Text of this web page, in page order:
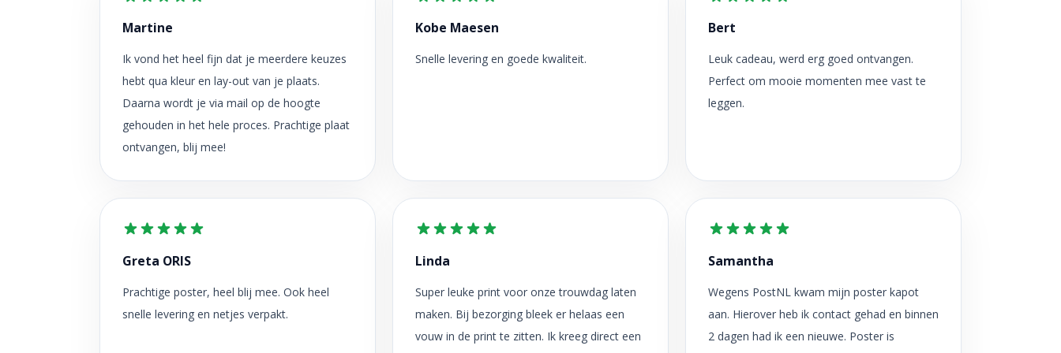
Martine
Ik vond het heel fijn dat je meerdere keuzes
hebt qua kleur en lay-out van je plaats.
Daarna wordt je via mail op de hoogte
gehouden in het hele proces. Prachtige plaat
ontvangen, blij mee!
Kobe Maesen
Snelle levering en goede kwaliteit.
Bert
Leuk cadeau, werd erg goed ontvangen.
Perfect om mooie momenten mee vast te
leggen.
Greta ORIS
Prachtige poster, heel blij mee. Ook heel
snelle levering en netjes verpakt.
Linda
Super leuke print voor onze trouwdag laten
maken. Bij bezorging bleek er helaas een
vouw in de print te zitten. Ik kreeg direct een
Samantha
Wegens PostNL kwam mijn poster kapot
aan. Hierover heb ik contact gehad en binnen
2 dagen had ik een nieuwe. Poster is